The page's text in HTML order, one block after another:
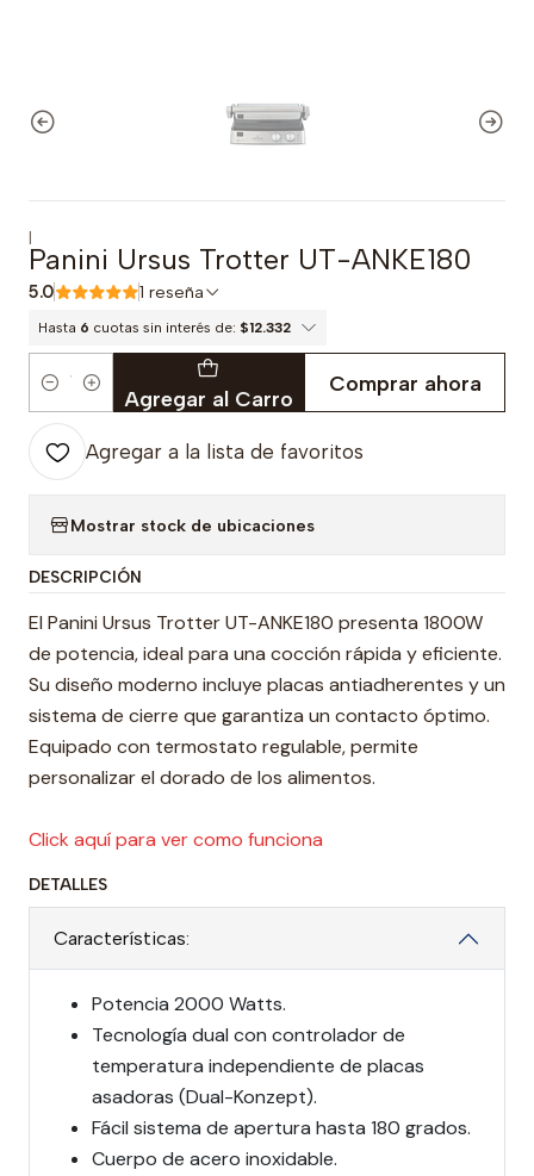
|
Panini Ursus Trotter UT-ANKE180
5.0 1 reseña
Hasta 6 cuotas sin interés de: $12.332
Cantidad Agregar al Carro
Comprar ahora
Agregar a la lista de favoritos
Mostrar stock de ubicaciones
DESCRIPCIÓN
El Panini Ursus Trotter UT-ANKE180 presenta 1800W
de potencia, ideal para una cocción rápida y eficiente.
Su diseño moderno incluye placas antiadherentes y un
sistema de cierre que garantiza un contacto óptimo.
Equipado con termostato regulable, permite
personalizar el dorado de los alimentos.
Click aquí para ver como funciona
DETALLES
Características:
Potencia 2000 Watts.
Tecnología dual con controlador de
temperatura independiente de placas
asadoras (Dual-Konzept).
Fácil sistema de apertura hasta 180 grados.
Cuerpo de acero inoxidable.